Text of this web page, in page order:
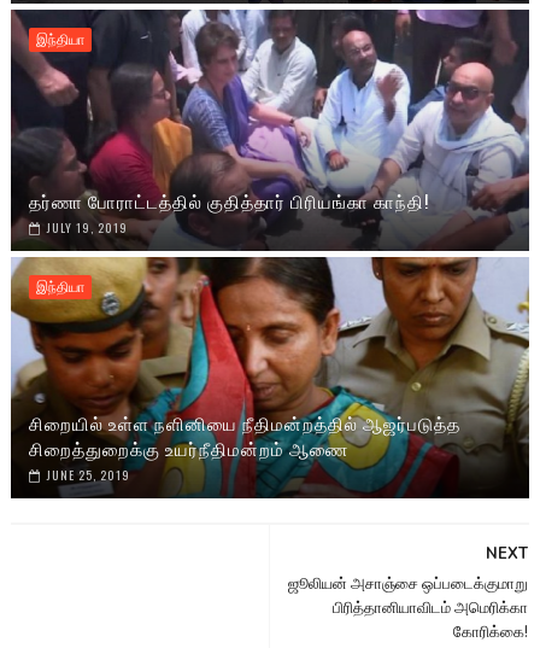
இந்தியா
தர்ணா போராட்டத்தில் குதித்தார் பிரியங்கா காந்தி!
JULY 19, 2019
இந்தியா
சிறையில் உள்ள நளினியை நீதிமன்றத்தில் ஆஜர்படுத்த
சிறைத்துறைக்கு உயர்நீதிமன்றம் ஆணை
JUNE 25, 2019
NEXT
ஜூலியன் அசாஞ்சை ஒப்படைக்குமாறு
பிரித்தானியாவிடம் அமெரிக்கா
கோரிக்கை!